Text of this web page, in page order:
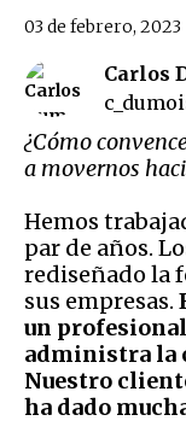
Carlos
03 de febrero, 2023
¿Cómo
a movernos
Hemos
par de años.
rediseñado la
sus empresas.
un
administra la
Nuestro
ha dado